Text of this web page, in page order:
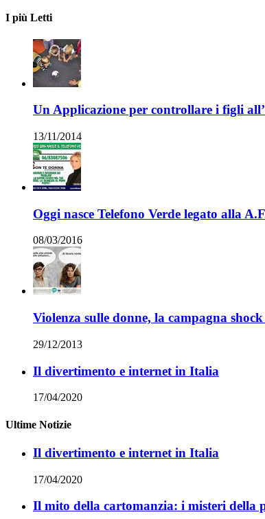
I più Letti
Un Applicazione per controllare i figli
13/11/2014
Oggi nasce Telefono Verde legato alla
08/03/2016
Violenza sulle donne, la campagna
29/12/2013
Il divertimento e internet in Italia
17/04/2020
Ultime Notizie
Il divertimento e internet in Italia
17/04/2020
Il mito della cartomanzia: i misteri della